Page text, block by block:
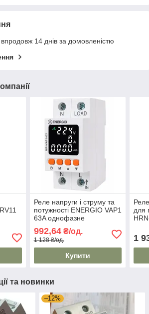
14 днів за домовленістю
Реле напруги і струму та
потужності ENERGIO VAP1
63A однофазне
992,64₴/од.
1 128 ₴/од.
Купити
для
1
та новинки
–12%